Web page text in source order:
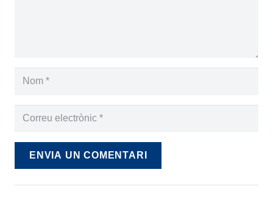
ENVIA UN COMENTARI